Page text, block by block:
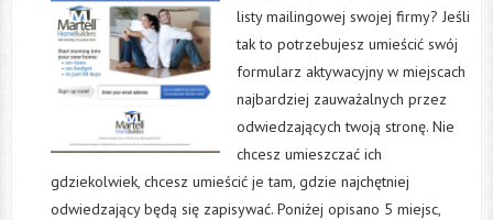
listy mailingowej swojej firmy? Jeśli
tak to potrzebujesz umieścić swój
formularz aktywacyjny w miejscach
najbardziej zauważalnych przez
odwiedzających twoją stronę. Nie
chcesz umieszczać ich
gdziekolwiek, chcesz umieścić je tam, gdzie najchętniej
odwiedzający będą się zapisywać. Poniżej opisano 5 miejsc,